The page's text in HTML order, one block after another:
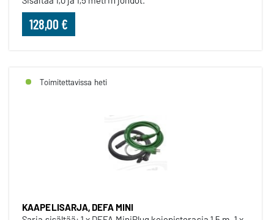
128,00 €
Toimitettavissa heti
KAAPELISARJA, DEFA MINI